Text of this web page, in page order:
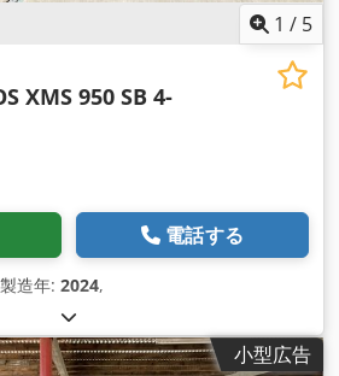
1 / 5
XMS 950 SB 4-
電話する
造年: 2024,
小型広告